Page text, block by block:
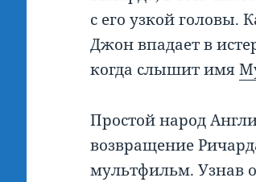
с его узкой
Джон впадает в
когда слышит имя
Простой народ
возвращение
мультфильм. Узнав